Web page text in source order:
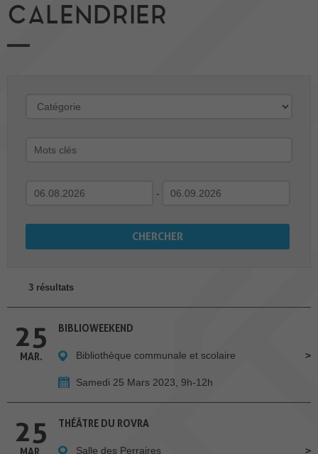
CALENDRIER
-
3 résultats
25
MAR.
BIBLIOWEEKEND
Bibliothèque communale et scolaire
Samedi 25 Mars 2023, 9h-12h
25
MAR.
THÉÂTRE DU ROVRA
Salle des Perraires